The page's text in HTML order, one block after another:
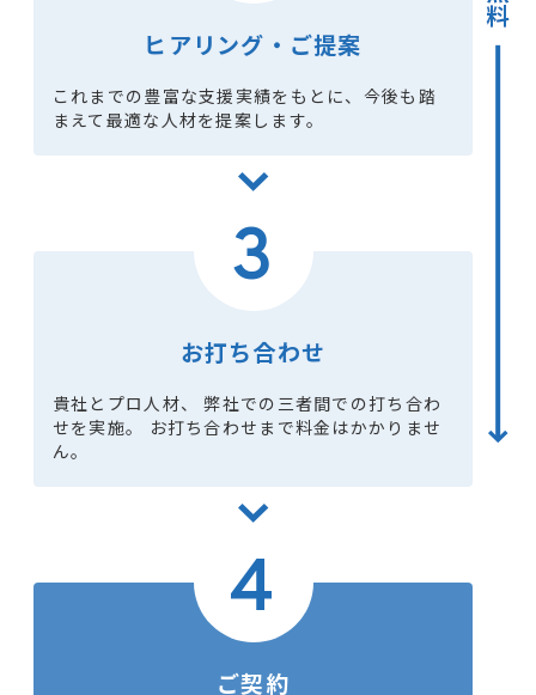
ヒアリング・ご提案
これまでの豊富な支援実績をもとに、今後も踏
まえて最適な人材を提案します。
3
お打ち合わせ
貴社とプロ人材、 弊社での三者間での打ち合わ
せを実施。 お打ち合わせまで料金はかかりませ
ん。
4
ご契約